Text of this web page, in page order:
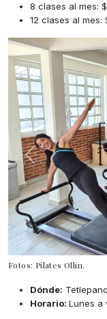
8 clases al mes:
12 clases al mes:
Fotos: Pilates Ollin.
Dónde:
Horario: Lunes a